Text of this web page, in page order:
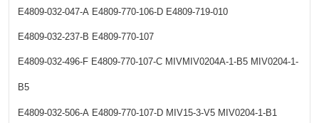
E4809-032-047-A E4809-770-106-D E4809-719-010
E4809-032-237-B E4809-770-107
E4809-032-496-F E4809-770-107-C MIVMIV0204A-1-B5 MIV0204-1-
B5
E4809-032-506-A E4809-770-107-D MIV15-3-V5 MIV0204-1-B1